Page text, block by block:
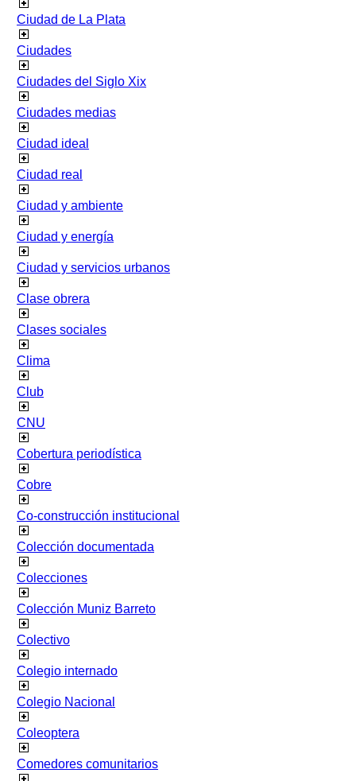
Ciudad de La Plata
Ciudades
Ciudades del Siglo Xix
Ciudades medias
Ciudad ideal
Ciudad real
Ciudad y ambiente
Ciudad y energía
Ciudad y servicios urbanos
Clase obrera
Clases sociales
Clima
Club
CNU
Cobertura periodística
Cobre
Co-construcción institucional
Colección documentada
Colecciones
Colección Muniz Barreto
Colectivo
Colegio internado
Colegio Nacional
Coleoptera
Comedores comunitarios